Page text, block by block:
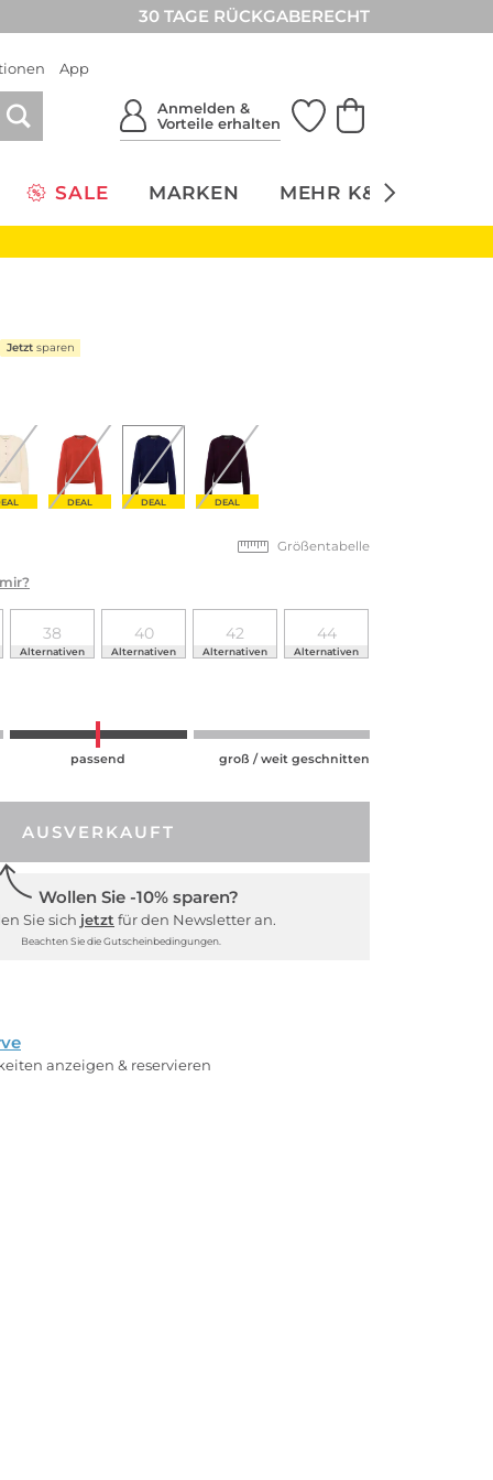
30 TAGE RÜCKGABERECHT
App
Anmelden &
Vorteile erhalten
SALE MARKEN MEHR K&Ö
Jetzt sparen
DEAL DEAL DEAL
Größentabelle
38
Alternativen
40
Alternativen
42
Alternativen
44
Alternativen
passend groß / weit geschnitten
AUSVERKAUFT
Wollen Sie -10% sparen?
Sie sich jetzt für den Newsletter an.
Beachten Sie die Gutscheinbedingungen.
anzeigen & reservieren